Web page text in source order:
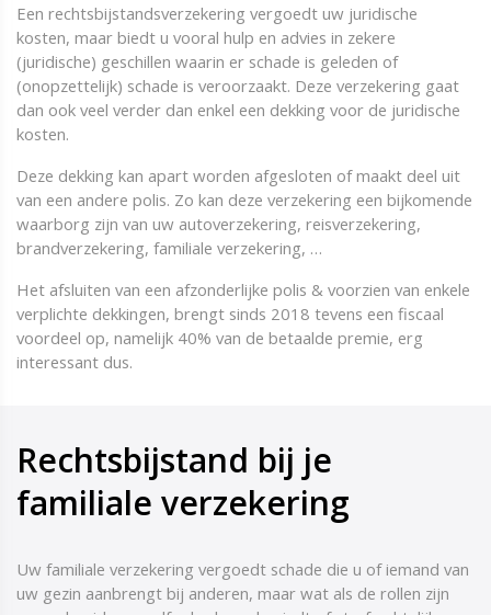
Een rechtsbijstandsverzekering vergoedt uw juridische
kosten, maar biedt u vooral hulp en advies in zekere
(juridische) geschillen waarin er schade is geleden of
(onopzettelijk) schade is veroorzaakt. Deze verzekering gaat
dan ook veel verder dan enkel een dekking voor de juridische
kosten.
Deze dekking kan apart worden afgesloten of maakt deel uit
van een andere polis. Zo kan deze verzekering een bijkomende
waarborg zijn van uw autoverzekering, reisverzekering,
brandverzekering, familiale verzekering, …
Het afsluiten van een afzonderlijke polis & voorzien van enkele
verplichte dekkingen, brengt sinds 2018 tevens een fiscaal
voordeel op, namelijk 40% van de betaalde premie, erg
interessant dus.
Rechtsbijstand bij je
familiale verzekering
Uw familiale verzekering vergoedt schade die u of iemand van
uw gezin aanbrengt bij anderen, maar wat als de rollen zijn